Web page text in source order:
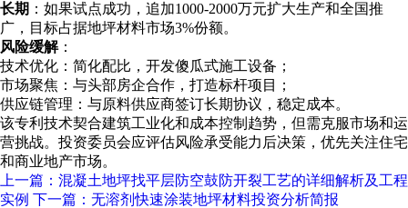
长期 ：如果试点成功，追加1000-2000万元扩大生产和全国推
广，目标占据地坪材料市场3%份额。
风险缓解：
技术优化：简化配比，开发傻瓜式施工设备；
市场聚焦：与头部房企合作，打造标杆项目；
供应链管理：与原料供应商签订长期协议，稳定成本。
该专利技术契合建筑工业化和成本控制趋势，但需克服市场和运
营挑战。投资委员会应评估风险承受能力后决策，优先关注住宅
和商业地产市场。
上一篇：混凝土地坪找平层防空鼓防开裂工艺的详细解析及工程
实例 下一篇：无溶剂快速涂装地坪材料投资分析简报